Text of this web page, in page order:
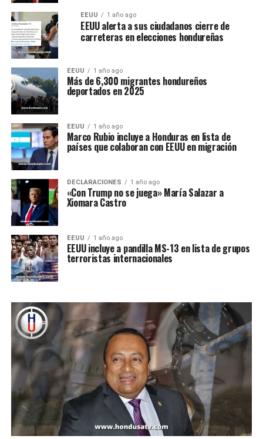
EEUU 1 año ago
EEUU alerta a sus ciudadanos cierre de
carreteras en elecciones hondureñas
EEUU 1 año ago
Más de 6,300 migrantes hondureños
deportados en 2025
EEUU 1 año ago
Marco Rubio incluye a Honduras en lista de
países que colaboran con EEUU en migración
DECLARACIONES 1 año ago
«Con Trump no se juega» María Salazar a
Xiomara Castro
EEUU 1 año ago
EEUU incluye a pandilla MS-13 en lista de grupos
terroristas internacionales